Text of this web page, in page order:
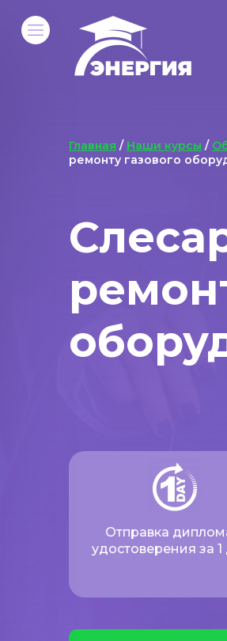
Отправка
удостоверения за 1
Главная / Наши курсы /
ремонту газового